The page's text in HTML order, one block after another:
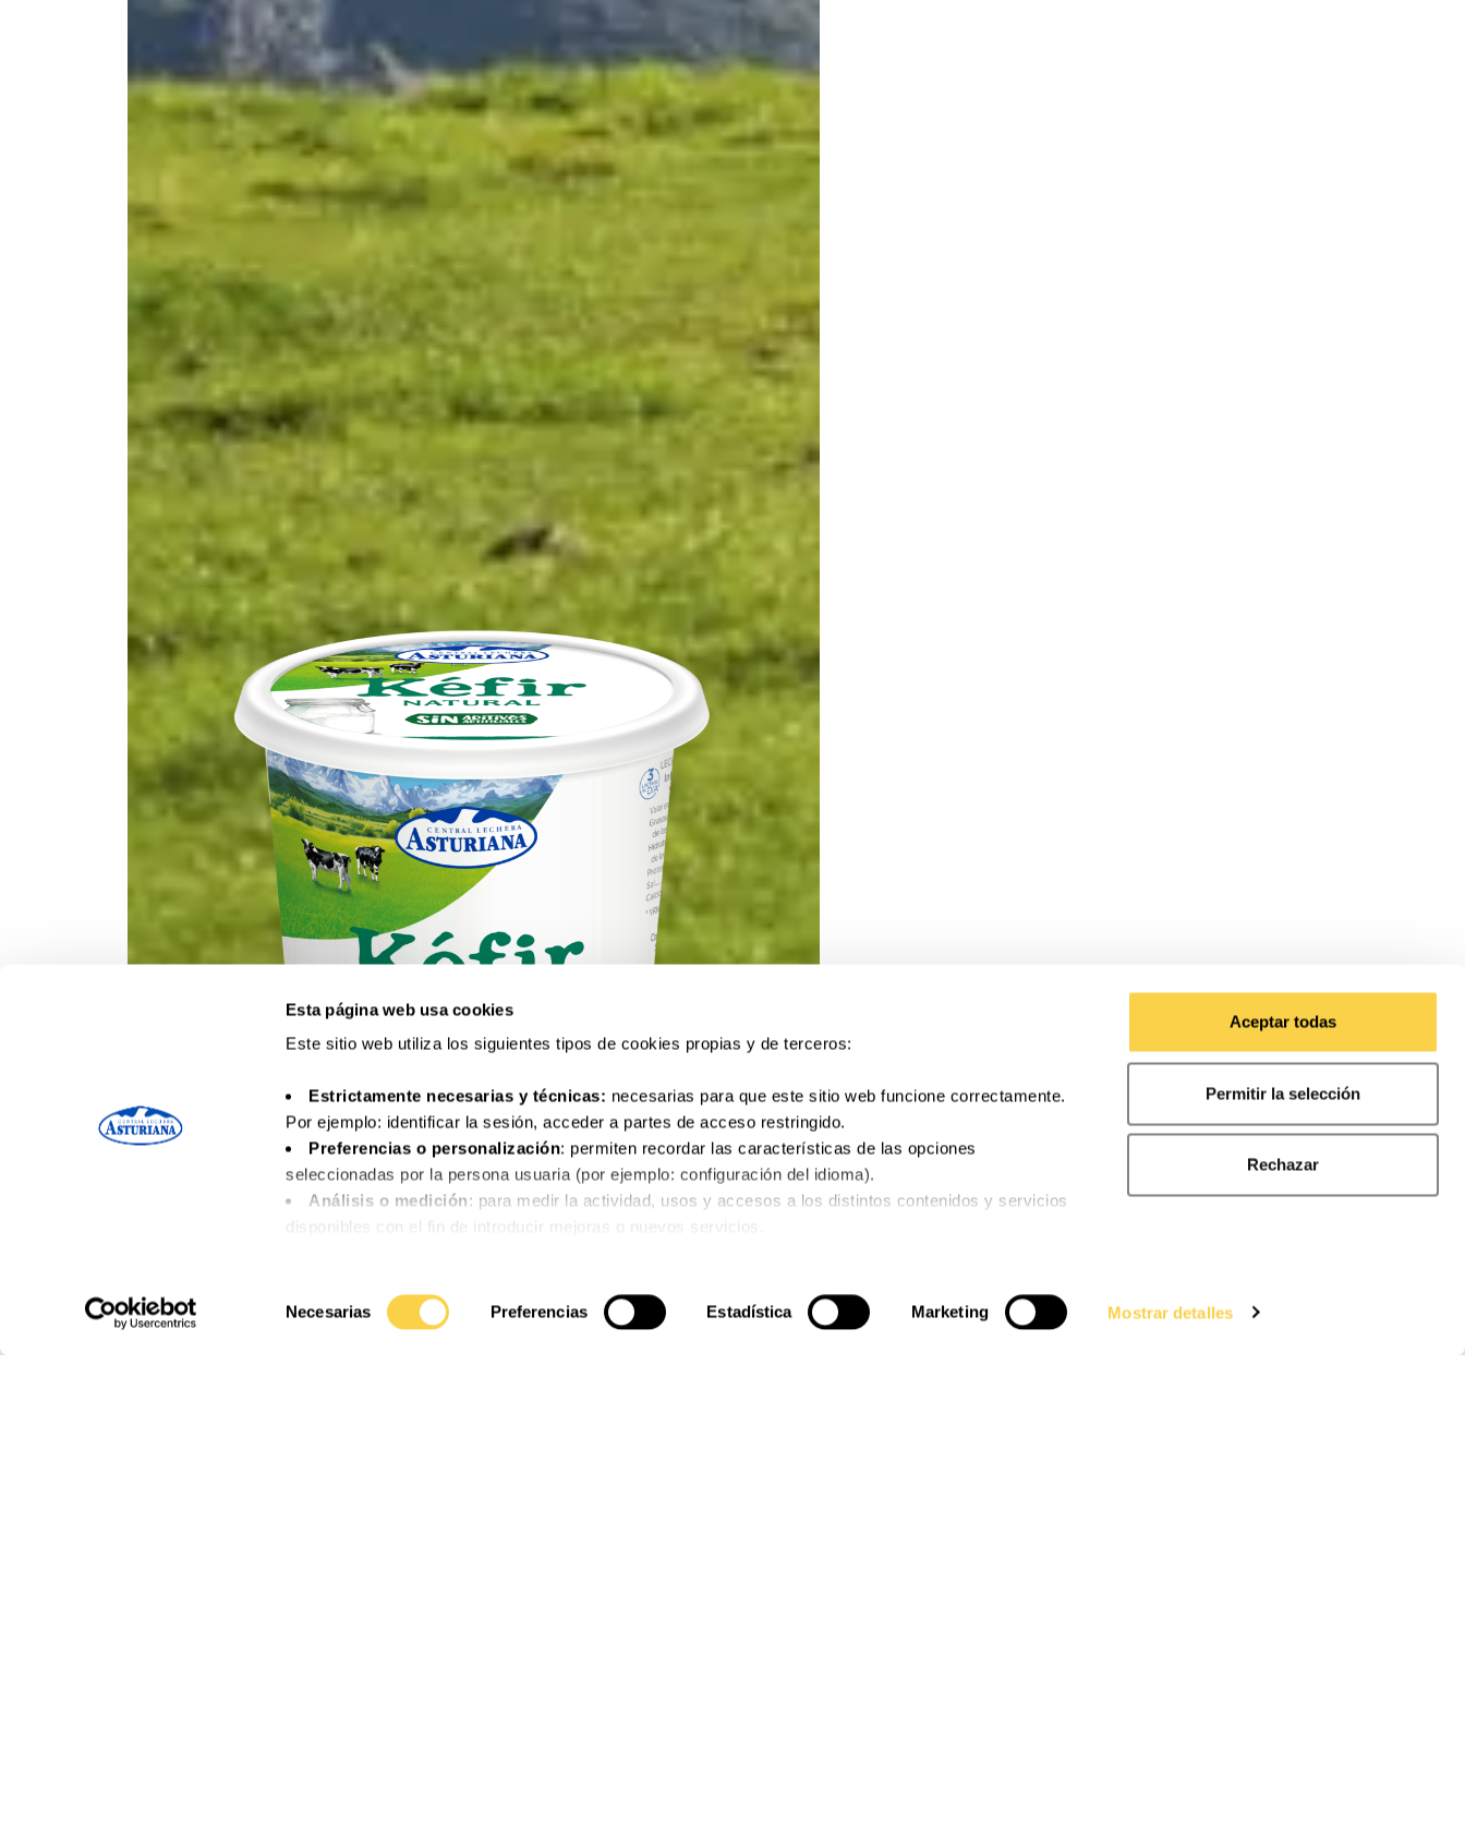
Esta página web usa cookies
Este sitio web utiliza los siguientes tipos de cookies propias y de terceros:
Estrictamente necesarias y técnicas: necesarias para que este sitio web funcione correctamente.
Por ejemplo: identificar la sesión, acceder a partes de acceso restringido.
Preferencias o personalización: permiten recordar las características de las opciones
seleccionadas por la persona usuaria (por ejemplo: configuración del idioma).
Análisis o medición: para medir la actividad, usos y accesos a los distintos contenidos y servicios
disponibles con el fin de introducir mejoras o nuevos servicios.
Comportamentales
: analizan los hábitos de navegación con el fin de desarrollar un perfil específico
para ofrecer servicios e informaciones personalizadas en función del mismo.
de
Necesarias Preferencias Estadística Marketing Mostrar detalles
Aceptar todas
Permitir la selección
Rechazar